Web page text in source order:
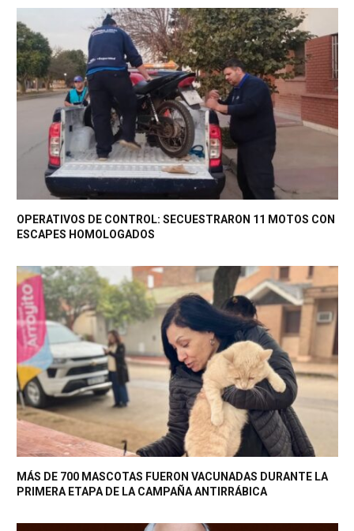
OPERATIVOS DE CONTROL: SECUESTRARON 11 MOTOS CON
ESCAPES HOMOLOGADOS
MÁS DE 700 MASCOTAS FUERON VACUNADAS DURANTE LA
PRIMERA ETAPA DE LA CAMPAÑA ANTIRRÁBICA